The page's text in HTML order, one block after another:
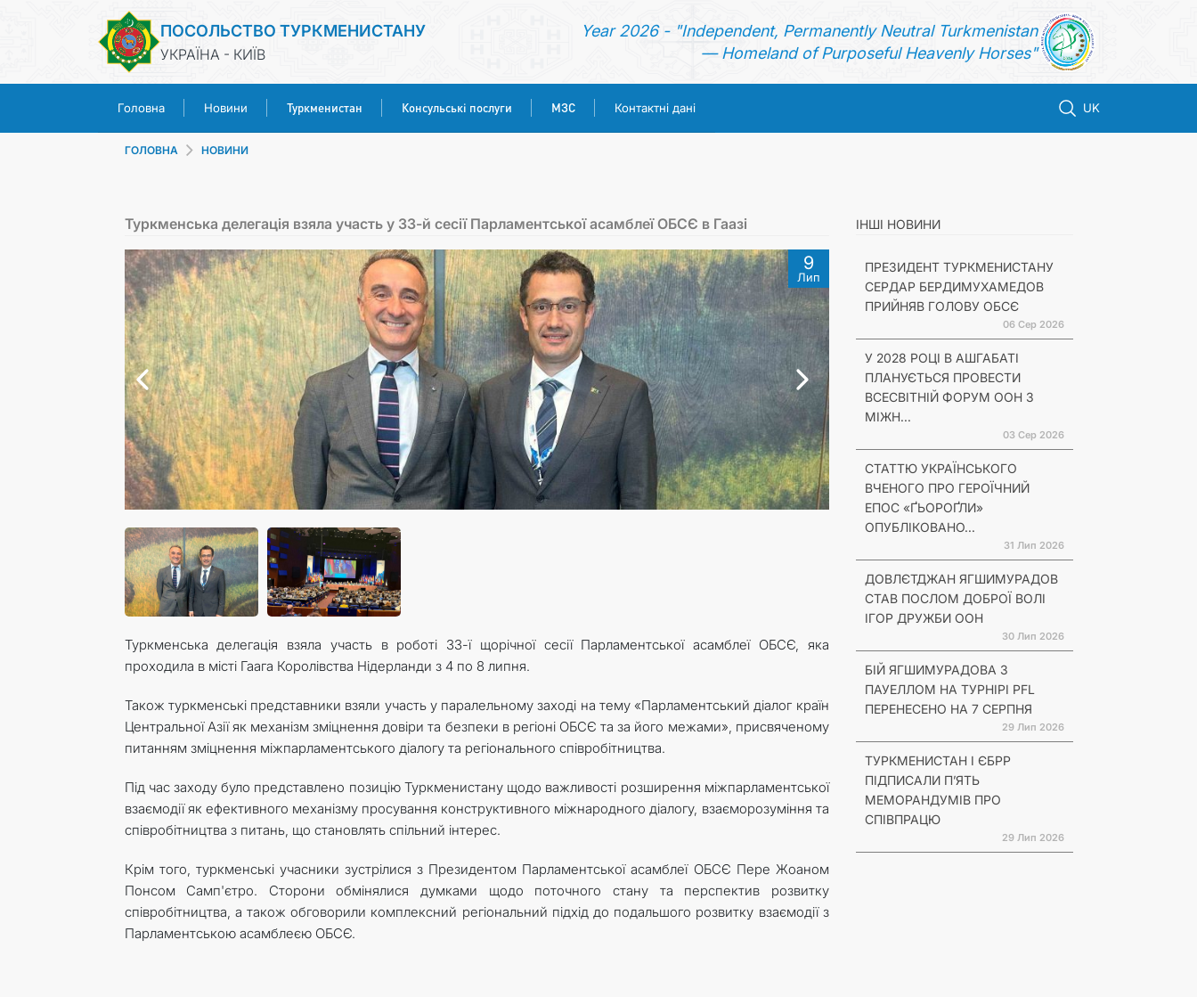
ПОСОЛЬСТВО ТУРКМЕНИСТАНУ
УКРАЇНА - КИЇВ
Year 2026 - "Independent, Permanently Neutral Turkmenistan
— Homeland of Purposeful Heavenly Horses"
Головна Новини Туркменистан Консульські послуги МЗС Контактні дані UK
ТУРКМЕНИСТАН
КОНСУЛЬСЬКІ ПОСЛУГИ
МЗС
КОНТАКТНІ ДАНІ
ГОЛОВНА НОВИНИ
Туркменська делегація взяла участь у 33-й сесії Парламентської асамблеї ОБСЄ в Гаазі
9
Лип
Туркменська делегація взяла участь в роботі 33-ї щорічної сесії Парламентської асамблеї ОБСЄ, яка
проходила в місті Гаага Королівства Нідерланди з 4 по 8 липня.
Також туркменські представники взяли участь у паралельному заході на тему «Парламентський діалог країн
Центральної Азії як механізм зміцнення довіри та безпеки в регіоні ОБСЄ та за його межами», присвяченому
питанням зміцнення міжпарламентського діалогу та регіонального співробітництва.
Під час заходу було представлено позицію Туркменистану щодо важливості розширення міжпарламентської
взаємодії як ефективного механізму просування конструктивного міжнародного діалогу, взаєморозуміння та
співробітництва з питань, що становлять спільний інтерес.
Крім того, туркменські учасники зустрілися з Президентом Парламентської асамблеї ОБСЄ Пере Жоаном
Понсом Самп'єтро. Сторони обмінялися думками щодо поточного стану та перспектив розвитку
співробітництва, а також обговорили комплексний регіональний підхід до подальшого розвитку взаємодії з
Парламентською асамблеєю ОБСЄ.
ІНШІ НОВИНИ
ПРЕЗИДЕНТ ТУРКМЕНИСТАНУ
СЕРДАР БЕРДИМУХАМЕДОВ
ПРИЙНЯВ ГОЛОВУ ОБСЄ
06 Сер 2026
У 2028 РОЦІ В АШГАБАТІ
ПЛАНУЄТЬСЯ ПРОВЕСТИ
ВСЕСВІТНІЙ ФОРУМ ООН З
МІЖН...
03 Сер 2026
СТАТТЮ УКРАЇНСЬКОГО
ВЧЕНОГО ПРО ГЕРОЇЧНИЙ
ЕПОС «ҐЬОРОҐЛИ»
ОПУБЛІКОВАНО...
31 Лип 2026
ДОВЛЄТДЖАН ЯГШИМУРАДОВ
СТАВ ПОСЛОМ ДОБРОЇ ВОЛІ
ІГОР ДРУЖБИ ООН
30 Лип 2026
БІЙ ЯГШИМУРАДОВА З
ПАУЕЛЛОМ НА ТУРНІРІ PFL
ПЕРЕНЕСЕНО НА 7 СЕРПНЯ
29 Лип 2026
ТУРКМЕНИСТАН І ЄБРР
ПІДПИСАЛИ П’ЯТЬ
МЕМОРАНДУМІВ ПРО
СПІВПРАЦЮ
29 Лип 2026